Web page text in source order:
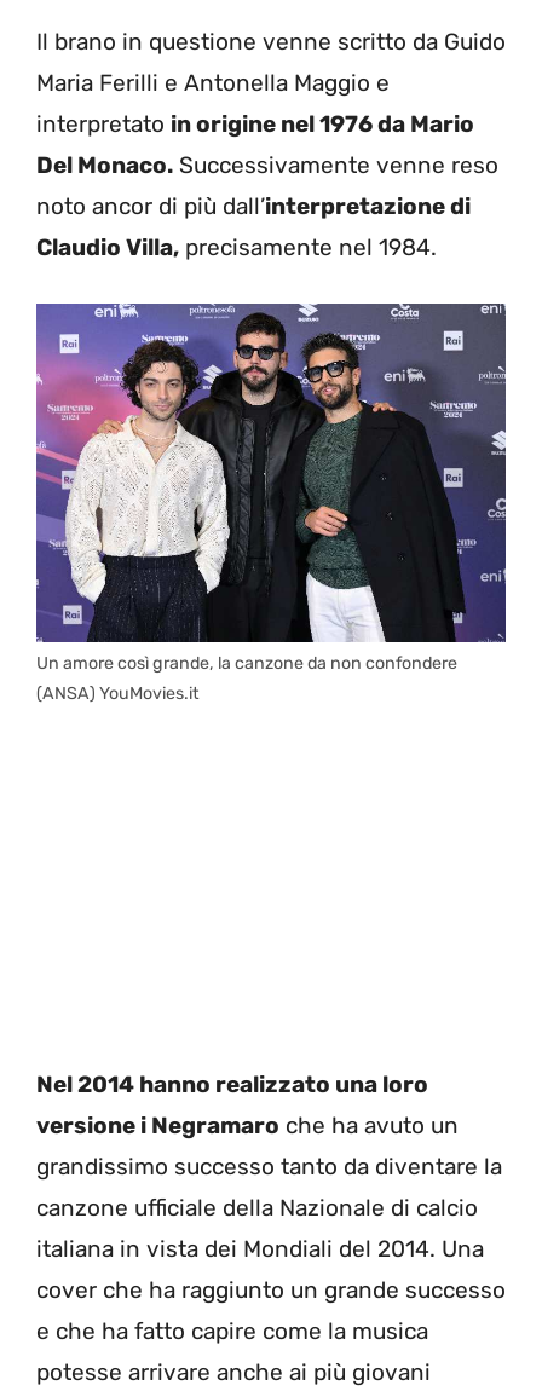
Il brano in questione venne scritto da Guido
Maria Ferilli e Antonella Maggio e
interpretato in origine nel 1976 da Mario
Del Monaco. Successivamente venne reso
noto ancor di più dall’interpretazione di
Claudio Villa, precisamente nel 1984.
Un amore così grande, la canzone da non confondere
(ANSA) YouMovies.it
Nel 2014 hanno realizzato una loro
versione i Negramaro che ha avuto un
grandissimo successo tanto da diventare la
canzone ufficiale della Nazionale di calcio
italiana in vista dei Mondiali del 2014. Una
cover che ha raggiunto un grande successo
e che ha fatto capire come la musica
potesse arrivare anche ai più giovani